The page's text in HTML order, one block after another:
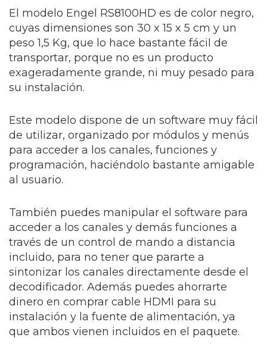
El modelo Engel RS8100HD es de color negro,
cuyas dimensiones son 30 x 15 x 5 cm y un
peso 1,5 Kg, que lo hace bastante fácil de
transportar, porque no es un producto
exageradamente grande, ni muy pesado para
su instalación.
Este modelo dispone de un software muy fácil
de utilizar, organizado por módulos y menús
para acceder a los canales, funciones y
programación, haciéndolo bastante amigable
al usuario.
También puedes manipular el software para
acceder a los canales y demás funciones a
través de un control de mando a distancia
incluido, para no tener que pararte a
sintonizar los canales directamente desde el
decodificador. Además puedes ahorrarte
dinero en comprar cable HDMI para su
instalación y la fuente de alimentación, ya
que ambos vienen incluidos en el paquete.